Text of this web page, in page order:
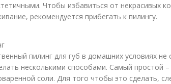
Чтобы избавиться от некрасивых
рекомендуется прибегать к пилингу.
пилинг для губ в домашних условиях не
несколькими способами. Самый простой
соли. Для того чтобы это сделать,